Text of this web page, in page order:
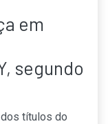
em
segundo
títulos do